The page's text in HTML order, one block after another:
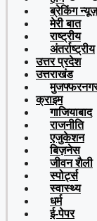
ब्रेकिंग न्यूज़
मेरी बात
राष्ट्रीय
अंतर्राष्ट्रीय
उत्तर प्रदेश
उत्तराखंड
क्राइम
गाजियाबाद
राजनीति
एजुकेशन
बिज़नेस
जीवन शैली
स्पोर्ट्स
स्वास्थ्य
धर्म
ई-पेपर